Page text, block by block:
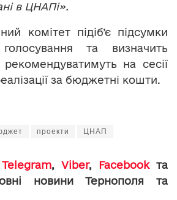
в ЦНАПі».
комітет підіб’є підсумки
та визначить
на сесії
за бюджетні кошти.
проекти ЦНАП
Telegram, Viber, Facebookта
новини Тернополя та